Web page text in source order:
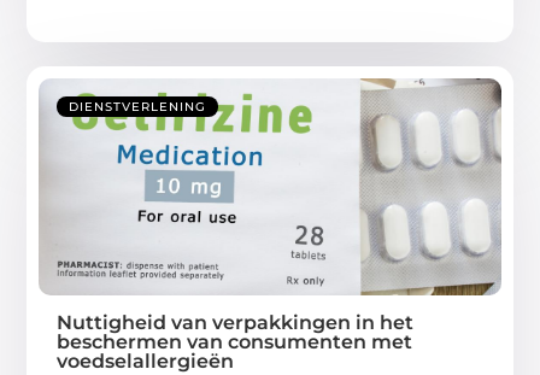
DIENSTVERLENING
Nuttigheid van verpakkingen in het
beschermen van consumenten met
voedselallergieën